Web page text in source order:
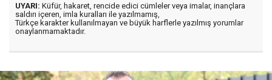
UYARI: Küfür, hakaret, rencide edici cümleler veya imalar, inançlara
saldırı içeren, imla kuralları ile yazılmamış,
Türkçe karakter kullanılmayan ve büyük harflerle yazılmış yorumlar
onaylanmamaktadır.